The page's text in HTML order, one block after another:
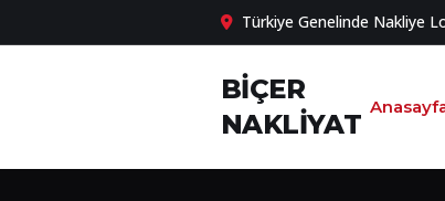
Türkiye Genelinde Nakliye
BİÇER
NAKLİYAT